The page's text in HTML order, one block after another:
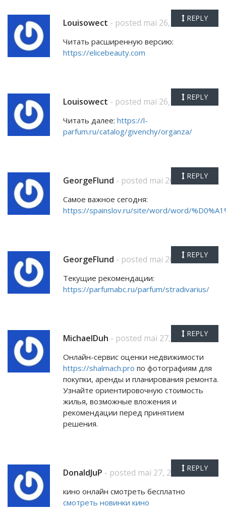
Louisowect - posted mai 26, 2026
Читать расширенную версию:
https://elicebeauty.com
REPLY
Louisowect - posted mai 26, 2026
Читать далее: https://l-
parfum.ru/catalog/givenchy/organza/
REPLY
GeorgeFlund - posted mai 26, 2026
Самое важное сегодня:
https://spainslov.ru/site/word/word/
REPLY
GeorgeFlund - posted mai 26, 2026
Текущие рекомендации:
https://parfumabc.ru/parfum/stradivarius/
REPLY
MichaelDuh - posted mai 27, 2026
Онлайн-сервис оценки недвижимости
https://shalmach.pro по фотографиям для
покупки, аренды и планирования ремонта.
Узнайте ориентировочную стоимость
жилья, возможные вложения и
рекомендации перед принятием
решения.
REPLY
DonaldJuP - posted mai 27, 2026
кино онлайн смотреть бесплатно
смотреть новинки кино
REPLY